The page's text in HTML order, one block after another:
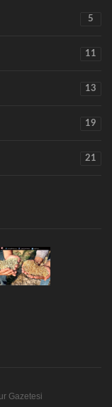
5
11
13
19
21
Gazetesi